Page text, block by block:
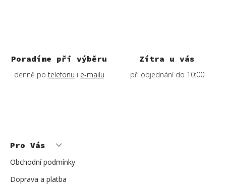
Poradíme při výběru
denně po telefonu i e-mailu
Zítra u vás
při objednání do 10:00
Pro Vás
Obchodní podmínky
Doprava a platba